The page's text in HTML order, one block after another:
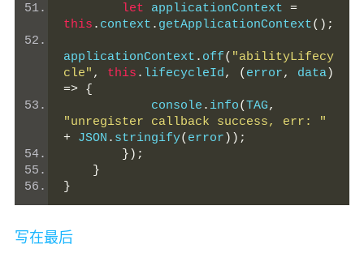
let applicationContext =
this . context . getApplicationContext();
applicationContext . off( "abilityLifecy
cle" , this . lifecycleId, ( error, data)
=> {
            console
. info(TAG,
"unregister callback success, err: "
+ JSON . stringify( error ));
});
}
}
写在最后